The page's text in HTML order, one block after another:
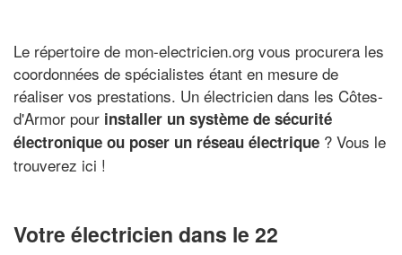
Le répertoire de mon-electricien.org vous procurera les
coordonnées de spécialistes étant en mesure de
réaliser vos prestations. Un électricien dans les Côtes-
d'Armor pour installer un système de sécurité
électronique ou poser un réseau électrique ? Vous le
trouverez ici !
Votre électricien dans le 22